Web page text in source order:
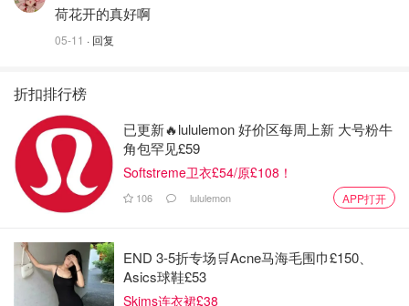
荷花开的真好啊
05-11 · 回复
折扣排行榜
已更新🔥lululemon 好价区每周上新 大号粉牛
角包罕见£59
Softstreme卫衣£54/原£108！
106 lululemon APP打开
END 3-5折专场🛒Acne马海毛围巾£150、
Asics球鞋£53
Skims连衣裙£38